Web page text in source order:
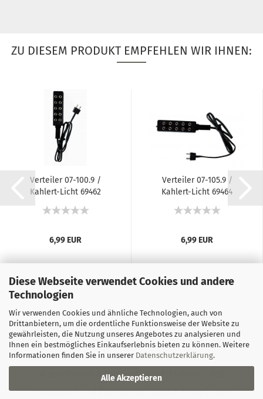
Diese Webseite verwendet Cookies und andere
Technologien
Wir verwenden Cookies und ähnliche Technologien, auch von
Drittanbietern, um die ordentliche Funktionsweise der Website zu
gewährleisten, die Nutzung unseres Angebotes zu analysieren und
Ihnen ein bestmögliches Einkaufserlebnis bieten zu können. Weitere
Informationen finden Sie in unserer Datenschutzerklärung.
Alle Akzeptieren
ZU DIESEM PRODUKT EMPFEHLEN WIR IHNEN:
Verteiler 07-100.9 /
Kahlert-Licht 69462
6,99 EUR
Verteiler 07-105.9 /
Kahlert-Licht 69464
6,99 EUR
Informationen zu Elektronikgeräten Impressum
Kontakt
Versand- & Zahlungsbedingungen
Widerrufsrecht & Muster-Widerrufsformular
Privatsphäre und Datenschutz
Cookie Einstellungen